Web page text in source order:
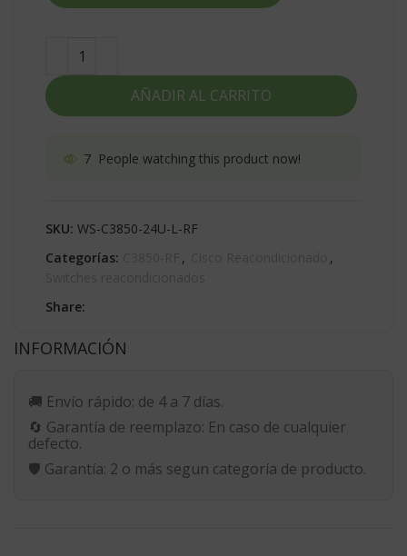
AÑADIR AL CARRITO
7 People watching this product now!
SKU: WS-C3850-24U-L-RF
Categorías:
,
,
Share:
INFORMACIÓN
🚚 Envío rápido: de 4 a 7 días.
🔄 Garantía de reemplazo: En caso de cualquier
defecto.
🛡️ Garantía: 2 o más segun categoría de producto.